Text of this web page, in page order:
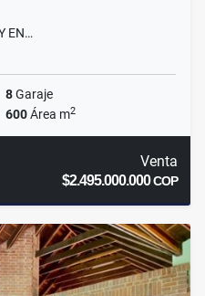
EN…
8Garaje
600Área m2
Venta
$2.495.000.000COP